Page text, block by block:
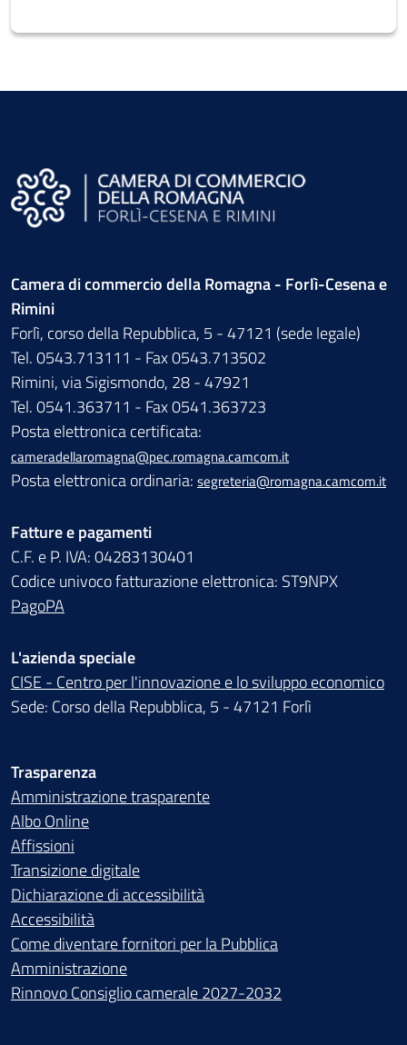
Camera di commercio della Romagna - Forlì-Cesena e
Rimini
Forlì, corso della Repubblica, 5 - 47121 (sede legale)
Tel. 0543.713111 - Fax 0543.713502
Rimini, via Sigismondo, 28 - 47921
Tel. 0541.363711 - Fax 0541.363723
Posta elettronica certificata:
cameradellaromagna@pec.romagna.camcom.it
Posta elettronica ordinaria: segreteria@romagna.camcom.it
Fatture e pagamenti
C.F. e P. IVA: 04283130401
Codice univoco fatturazione elettronica: ST9NPX
PagoPA
L'azienda speciale
CISE - Centro per l'innovazione e lo sviluppo economico
Sede: Corso della Repubblica, 5 - 47121 Forlì
Trasparenza
Amministrazione trasparente
Albo Online
Affissioni
Transizione digitale
Dichiarazione di accessibilità
Accessibilità
Come diventare fornitori per la Pubblica
Amministrazione
Rinnovo Consiglio camerale 2027-2032